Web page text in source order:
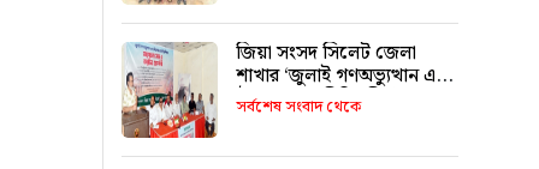
জিয়া সংসদ সিলেট জেলা
শাখার ‘জুলাই গণঅভ্যুত্থান এবং
ঐক্যের রাজনীতি’ শীর্ষক
আলোচনা
সর্বশেষ সংবাদ থেকে